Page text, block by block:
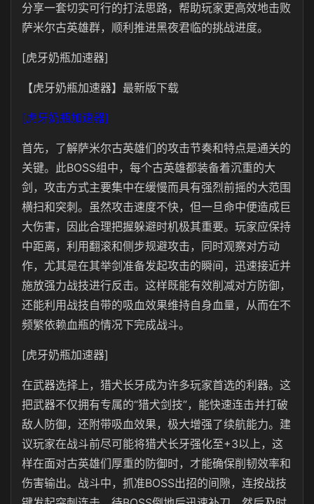
分享一套切实可行的打法思路，帮助玩家更高效地击败
萨米尔古英雄群，顺利推进黑夜君临的挑战进度。
[虎牙奶瓶加速器]
【虎牙奶瓶加速器】最新版下载
[虎牙奶瓶加速器]
首先，了解萨米尔古英雄们的攻击节奏和特点是通关的
关键。此BOSS组中，每个古英雄都装备着沉重的大
剑，攻击方式主要集中在缓慢而具有强烈前摇的大范围
横扫和突刺。虽然攻击速度不快，但一旦命中便造成巨
大伤害，因此合理把握躲避时机极其重要。玩家应保持
中距离，利用翻滚和侧步规避攻击，同时观察对方动
作，尤其是在其举剑准备发起攻击的瞬间，迅速接近并
施放强力战技进行反击。这样既能有效削减对方防御，
还能利用战技自带的吸血效果维持自身血量，从而在不
频繁依赖血瓶的情况下完成战斗。
[虎牙奶瓶加速器]
在武器选择上，猎犬长牙成为许多玩家首选的利器。这
把武器不仅拥有专属的“猎犬剑技”，能快速连击并打破
敌人防御，还附带吸血效果，极大增强了续航能力。建
议玩家在战斗前尽可能将猎犬长牙强化至+3以上，这
样在面对古英雄们厚重的防御时，才能确保削韧效率和
伤害输出。战斗中，抓准BOSS出招的间隙，连按战技